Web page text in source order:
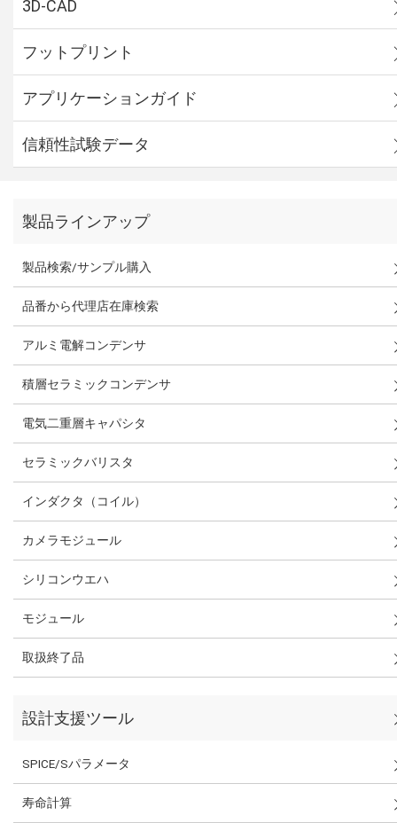
3D-CAD
フットプリント
アプリケーションガイド
信頼性試験データ
製品ラインアップ
製品検索/サンプル購入
品番から代理店在庫検索
アルミ電解コンデンサ
積層セラミックコンデンサ
電気二重層キャパシタ
セラミックバリスタ
インダクタ（コイル）
カメラモジュール
シリコンウエハ
モジュール
取扱終了品
設計支援ツール
SPICE/Sパラメータ
寿命計算